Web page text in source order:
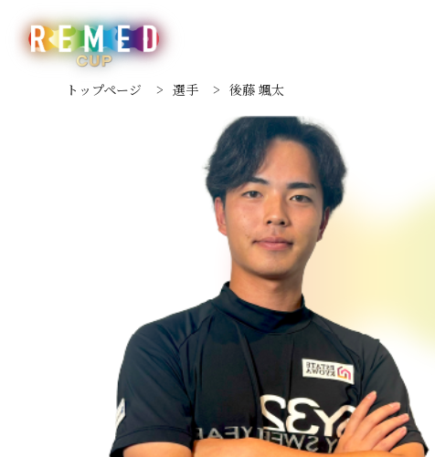
トップページ > 選手 > 後藤 颯太